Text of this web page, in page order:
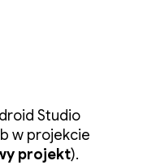
Studio
w projekcie
projekt).